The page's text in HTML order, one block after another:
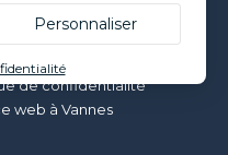
3
Photos non contractuelles
de confidentialité
web à Vannes
Personnaliser